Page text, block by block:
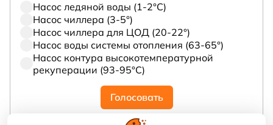
Насос ледяной воды (1-2°С)
Насос чиллера (3-5°)
Насос чиллера для ЦОД (20-22°)
Насос воды системы отопления (63-65°)
Насос контура высокотемпературной
рекуперации (93-95°С)
Голосовать